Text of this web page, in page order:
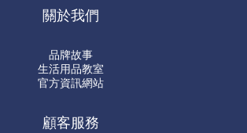
關於我們
品牌故事
生活用品教室
官方資訊網站
顧客服務